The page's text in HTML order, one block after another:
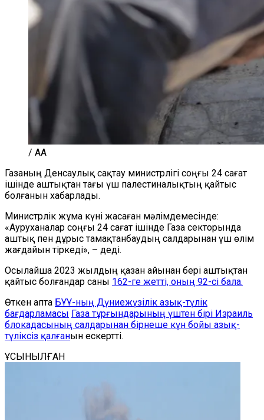
/ AA
Газаның Денсаулық сақтау министрлігі соңғы 24 сағат
ішінде аштықтан тағы үш палестиналықтың қайтыс
болғанын хабарлады.
Министрлік жұма күні жасаған мәлімдемесінде:
«Ауруханалар соңғы 24 сағат ішінде Газа секторында
аштық пен дұрыс тамақтанбаудың салдарынан үш өлім
жағдайын тіркеді», – деді.
Осылайша 2023 жылдың қазан айынан бері аштықтан
қайтыс болғандар саны 162-ге жетті, оның 92-сі бала.
Өткен апта БҰҰ-ның Дүниежүзілік азық-түлік
бағдарламасы Газа тұрғындарының үштен бірі Израиль
блокадасының салдарынан бірнеше күн бойы азық-
түліксіз қалғанын ескертті.
ҰСЫНЫЛҒАН